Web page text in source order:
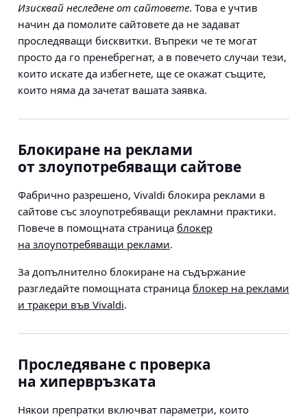
Изисквай неследене от сайтовете. Това е учтив
начин да помолите сайтовете да не задават
проследяващи бисквитки. Въпреки че те могат
просто да го пренебрегнат, а в повечето случаи тези,
които искате да избегнете, ще се окажат същите,
които няма да зачетат вашата заявка.
Блокиране на реклами
от злоупотребяващи сайтове
Фабрично разрешено, Vivaldi блокира реклами в
сайтове със злоупотребяващи рекламни практики.
Повече в помощната страница блокер
на злоупотребяващи реклами.
За допълнително блокиране на съдържание
разгледайте помощната страница блокер на реклами
и тракери във Vivaldi.
Проследяване с проверка
на хипервръзката
Някои препратки включват параметри, които